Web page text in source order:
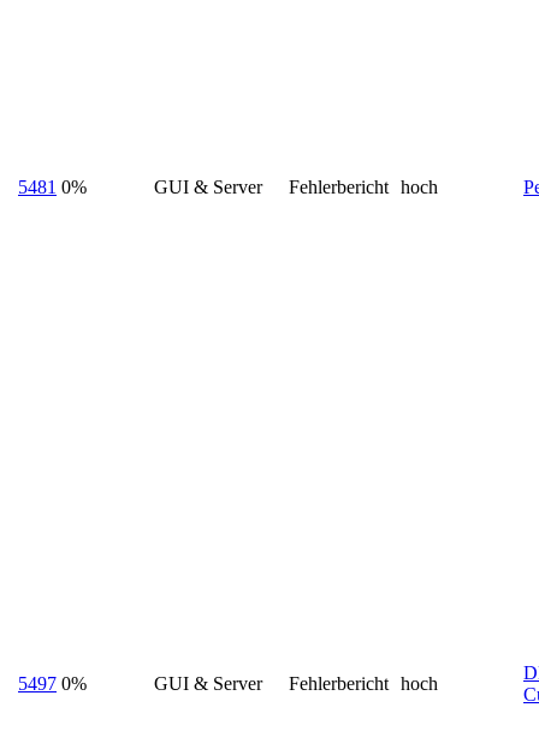
5481 0% GUI & Server Fehlerbericht hoch
5497 0% GUI & Server Fehlerbericht hoch